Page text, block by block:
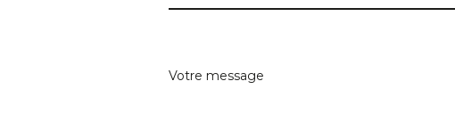
Critères de recherche
Votre message